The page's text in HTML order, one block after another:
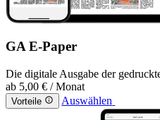
GA E-Paper
Die digitale Ausgabe der
ab 5,00 € / Monat
Vorteile Auswählen